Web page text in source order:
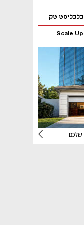
כלכליסט טק
Scale Up
נפתח בכרטיסייה חדשה
נפתח בכרטיסייה חדשה